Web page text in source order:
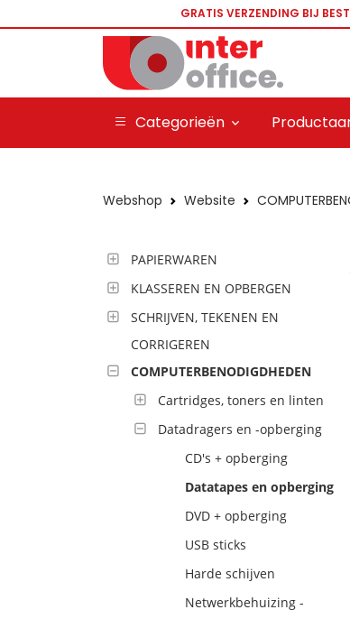
GRATIS VERZENDING BIJ
Categorieën
Webshop Website
PAPIERWAREN
KLASSEREN EN OPBERGEN
SCHRIJVEN, TEKENEN EN
CORRIGEREN
COMPUTERBENODIGDHEDEN
Cartridges, toners en linten
Datadragers en -opberging
CD's + opberging
Datatapes en opberging
DVD + opberging
USB sticks
Harde schijven
Netwerkbehuizing -